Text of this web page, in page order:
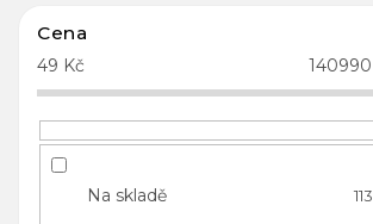
Cena
49 Kč 140990
Na skladě 113